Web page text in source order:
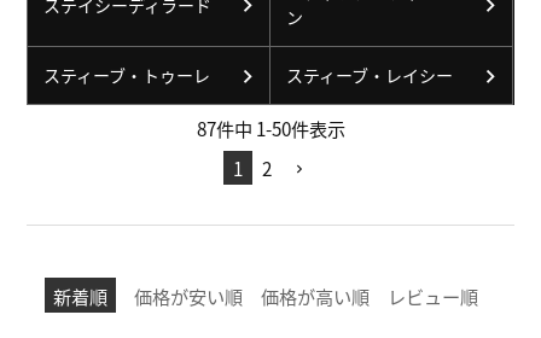
ン
スティーブ・トゥーレ スティーブ・レイシー
87件中 1-50件表示
1
2
新着順 価格が安い順 価格が高い順 レビュー順